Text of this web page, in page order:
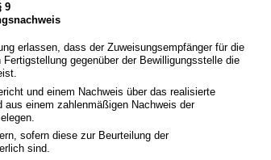
9
erlassen, dass der Zuweisungsempfänger für die
gegenüber der Bewilligungsstelle die
und einem Nachweis über das realisierte
aus einem zahlenmäßigen Nachweis der
sofern diese zur Beurteilung der
sind.